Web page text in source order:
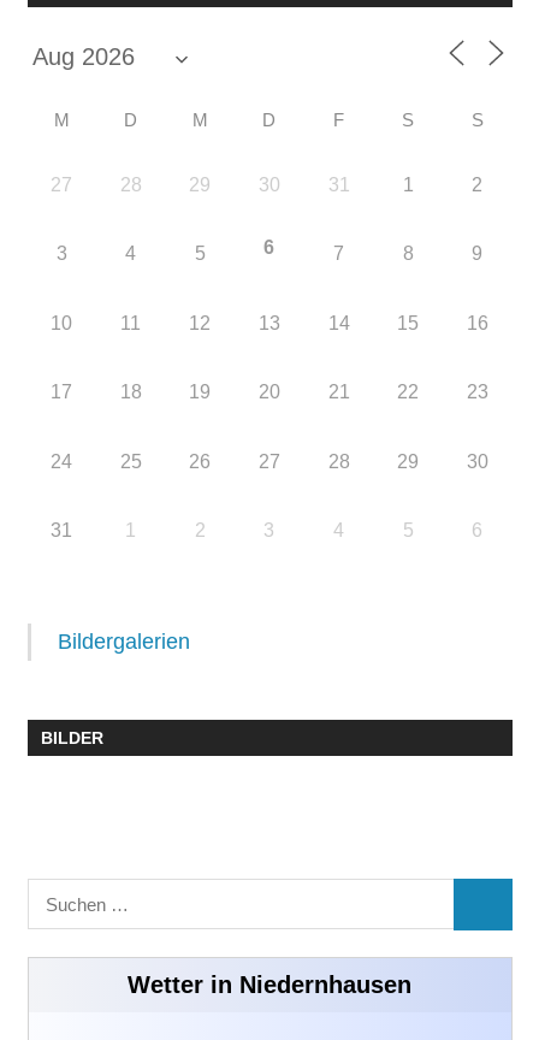
M D M D F S S
27 28 29 30 31 1 2
3 4 5 6 7 8 9
10 11 12 13 14 15 16
17 18 19 20 21 22 23
24 25 26 27 28 29 30
31 1 2 3 4 5 6
Bildergalerien
BILDER
Suchen
nach:
Wetter in Niedernhausen